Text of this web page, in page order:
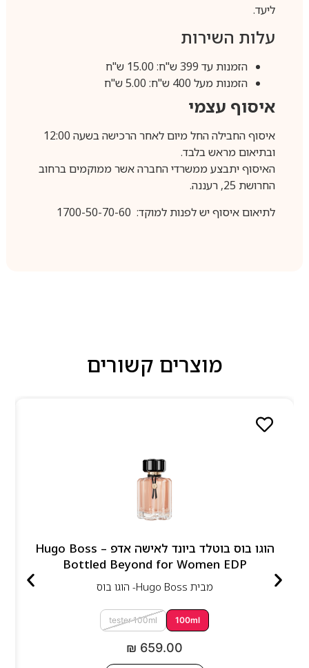
ליעד.
עלות השירות
הזמנות עד 399 ש"ח: 15.00 ש"ח
הזמנות מעל 400 ש"ח: 5.00 ש"ח
איסוף עצמי
איסוף החבילה החל מיום לאחר הרכישה בשעה 12:00
ובתיאום מראש בלבד.
האיסוף יתבצע ממשרדי החברה אשר ממוקמים ברחוב
החרושת 25, רעננה.
לתיאום איסוף יש לפנות למוקד: 1700-50-70-60
מוצרים קשורים
הוגו בוס בוטלד ביונד לאישה אדפ – Hugo Boss
Bottled Beyond for Women EDP
מבית Hugo Boss- הוגו בוס
100ml
tester 100ml
₪ 659.00